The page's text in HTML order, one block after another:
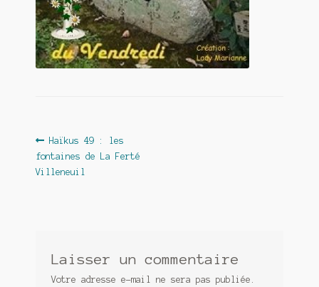
De(s)tracteur réduit au silence
Enlèvement rêvé
La clé du bonheur
Marre des adultes
Navigation
de
Article
précédent :
Haïkus 49 : les
fontaines de La Ferté
Villeneuil
Laisser un commentaire
Votre adresse e-mail ne sera pas publiée.